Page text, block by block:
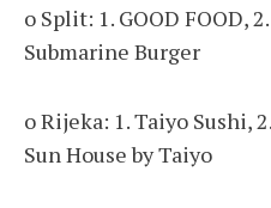
o Split: 1. GOOD FOOD,
Submarine Burger
o Rijeka: 1. Taiyo Sushi,
Sun House by Taiyo